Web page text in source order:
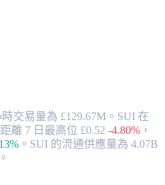
交易量為 £129.67M。SUI 在
離 7 日最高位 £0.52 -4.80% ，
。 SUI 的流通供應量為 4.07B